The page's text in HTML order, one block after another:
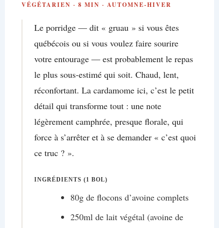
VÉGÉTARIEN · 8 MIN · AUTOMNE-HIVER
Le porridge — dit « gruau » si vous êtes
québécois ou si vous voulez faire sourire
votre entourage — est probablement le repas
le plus sous-estimé qui soit. Chaud, lent,
réconfortant. La cardamome ici, c’est le petit
détail qui transforme tout : une note
légèrement camphrée, presque florale, qui
force à s’arrêter et à se demander « c’est quoi
ce truc ? ».
INGRÉDIENTS (1 BOL)
80g de flocons d’avoine complets
250ml de lait végétal (avoine de